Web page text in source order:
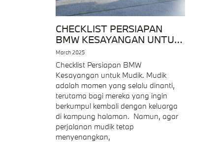
CHECKLIST PERSIAPAN
BMW KESAYANGAN UNTUK
MUDIK
March 2025
Checklist Persiapan BMW
Kesayangan untuk Mudik. Mudik
adalah momen yang selalu dinanti,
terutama bagi mereka yang ingin
berkumpul kembali dengan keluarga
di kampung halaman. Namun, agar
perjalanan mudik tetap
menyenangkan,